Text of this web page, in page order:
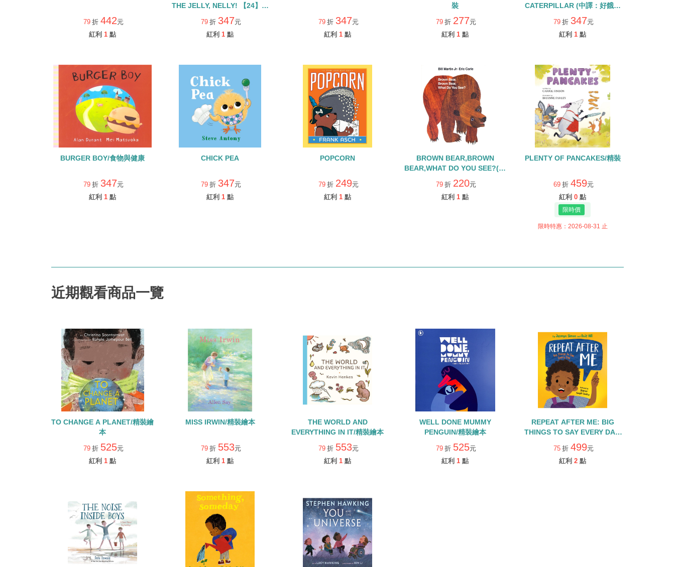
79 折 442元
紅利 1 點
THE JELLY, NELLY! 【24】食
物飲食
79 折 347元
紅利 1 點
79 折 347元
紅利 1 點
裝
79 折 277元
紅利 1 點
CATERPILLAR (中譯：好餓的
毛毛蟲)【52】
79 折 347元
紅利 1 點
BURGER BOY/食物與健康
79 折 347元
紅利 1 點
CHICK PEA
79 折 347元
紅利 1 點
POPCORN
79 折 249元
紅利 1 點
BROWN BEAR,BROWN
BEAR,WHAT DO YOU SEE?(中
譯：棕色的熊、棕色的熊，你在
看什麼)【廖彩杏有聲書單】
79 折 220元
紅利 1 點
PLENTY OF PANCAKES/精裝
69 折 459元
紅利 0 點
限時特惠：2026-08-31 止
近期觀看商品一覽
TO CHANGE A PLANET/精裝繪
本
79 折 525元
紅利 1 點
MISS IRWIN/精裝繪本
79 折 553元
紅利 1 點
THE WORLD AND
EVERYTHING IN IT/精裝繪本
79 折 553元
紅利 1 點
WELL DONE MUMMY
PENGUIN/精裝繪本
79 折 525元
紅利 1 點
REPEAT AFTER ME: BIG
THINGS TO SAY EVERY DAY/
精裝繪本
75 折 499元
紅利 2 點